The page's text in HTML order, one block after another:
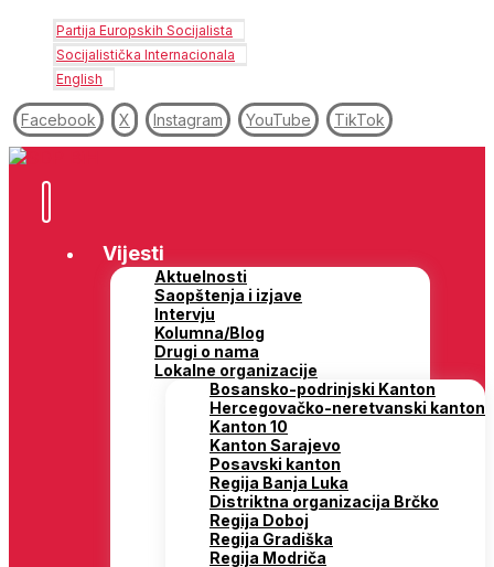
Partija Europskih Socijalista
Socijalistička Internacionala
English
Facebook X Instagram YouTube TikTok
Vijesti
Aktuelnosti
Saopštenja i izjave
Intervju
Kolumna/Blog
Drugi o nama
Lokalne organizacije
Bosansko-podrinjski Kanton
Hercegovačko-neretvanski kanton
Kanton 10
Kanton Sarajevo
Posavski kanton
Regija Banja Luka
Distriktna organizacija Brčko
Regija Doboj
Regija Gradiška
Regija Modriča